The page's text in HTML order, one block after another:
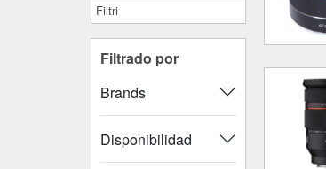
Filtri
Filtrado por
Brands
Disponibilidad